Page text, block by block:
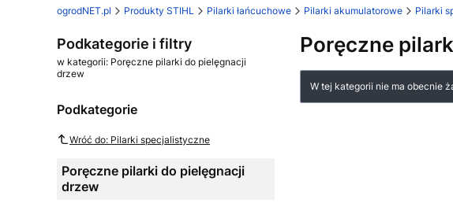
ogrodNET.pl Produkty STIHL Pilarki łańcuchowe Pilarki akumulatorowe Pilarki
Podkategorie i filtry
w kategorii: Poręczne pilarki do pielęgnacji
drzew
Podkategorie
Wróć do: Pilarki specjalistyczne
Poręczne pilarki do pielęgnacji
drzew
Poręczne
Lista produktów
W tej kategorii nie ma obecnie